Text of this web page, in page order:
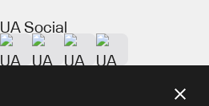
UA Social